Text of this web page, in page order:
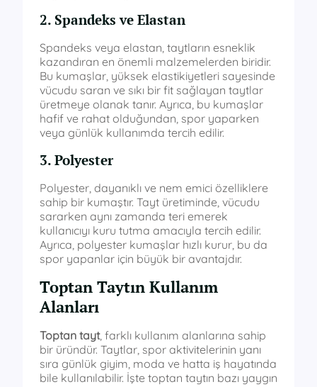
2. Spandeks ve Elastan
Spandeks veya elastan, taytların esneklik
kazandıran en önemli malzemelerden biridir.
Bu kumaşlar, yüksek elastikiyetleri sayesinde
vücudu saran ve sıkı bir fit sağlayan taytlar
üretmeye olanak tanır. Ayrıca, bu kumaşlar
hafif ve rahat olduğundan, spor yaparken
veya günlük kullanımda tercih edilir.
3. Polyester
Polyester, dayanıklı ve nem emici özelliklere
sahip bir kumaştır. Tayt üretiminde, vücudu
sararken aynı zamanda teri emerek
kullanıcıyı kuru tutma amacıyla tercih edilir.
Ayrıca, polyester kumaşlar hızlı kurur, bu da
spor yapanlar için büyük bir avantajdır.
Toptan Taytın Kullanım
Alanları
Toptan tayt, farklı kullanım alanlarına sahip
bir üründür. Taytlar, spor aktivitelerinin yanı
sıra günlük giyim, moda ve hatta iş hayatında
bile kullanılabilir. İşte toptan taytın bazı yaygın